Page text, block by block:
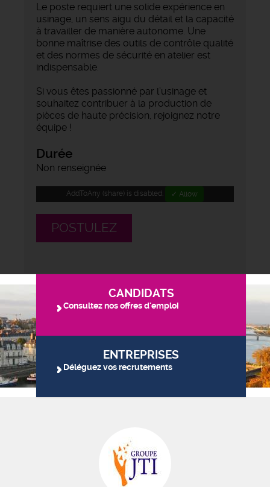
Le poste requiert une solide expérience en
usinage, un sens aigu du détail et la capacité
à travailler de manière autonome. Une
bonne maîtrise des outils de contrôle qualité
et des normes de sécurité en atelier est
indispensable.
Si vous êtes passionné par l’usinage et
souhaitez contribuer à la production de
pièces de haute précision, rejoignez notre
équipe !
Durée
Non renseignée
AddToAny (share) is disabled. ✓ Allow
POSTULEZ
CANDIDATS
Consultez nos offres d'emploi
ENTREPRISES
Déléguez vos recrutements